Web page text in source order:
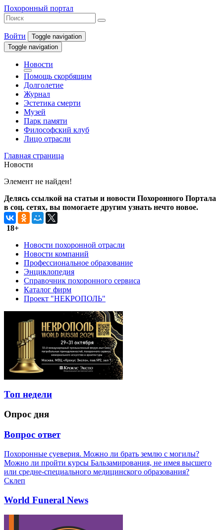
Похоронный портал
Войти
Toggle navigation
Toggle navigation
Новости
Помощь скорбящим
Долголетие
Журнал
Эстетика смерти
Музей
Парк памяти
Философский клуб
Лицо отрасли
Главная страница
Новости
Элемент не найден!
Делясь ссылкой на статьи и новости Похоронного Портала
в соц. сетях, вы помогаете другим узнать нечто новое.
18+
Новости похоронной отрасли
Новости компаний
Профессиональное образование
Энциклопедия
Справочник похоронного сервиса
Каталог фирм
Проект "НЕКРОПОЛЬ"
Топ недели
Опрос дня
Вопрос ответ
Похоронные суеверия. Можно ли брать землю с могилы?
Можно ли пройти курсы Бальзамирования, не имея высшего
или средне-специального медицинского образования?
Склеп
World Funeral News